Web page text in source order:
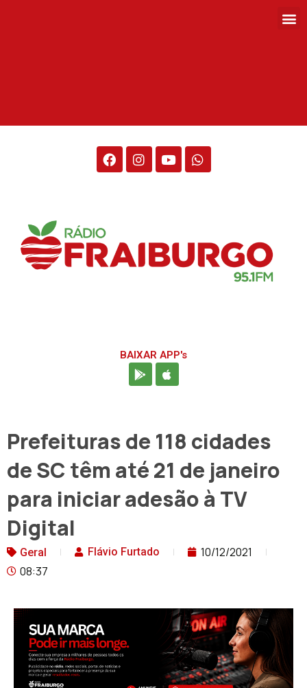
BAIXAR APP's
Prefeituras de 118 cidades
de SC têm até 21 de janeiro
para iniciar adesão à TV
Digital
Geral Flávio Furtado
10/12/2021
08:37